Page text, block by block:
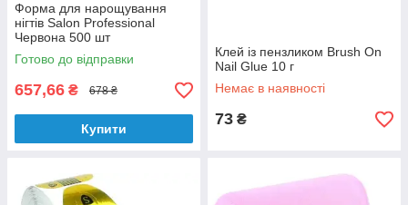
Форма для нарощування
нігтів Salon Professional
Червона 500 шт
Готово до відправки
657,66 ₴ 678 ₴
Купити
Клей із пензликом Brush On
Nail Glue 10 г
Немає в наявності
73 ₴